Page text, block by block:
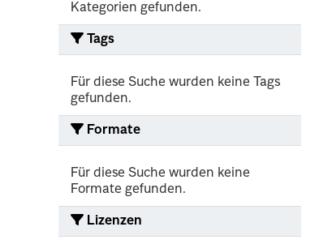
Kategorien gefunden.
Tags
Für diese Suche wurden keine Tags
gefunden.
Formate
Für diese Suche wurden keine
Formate gefunden.
Lizenzen